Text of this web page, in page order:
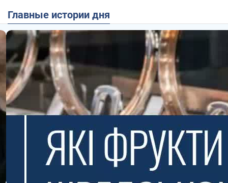
Главные истории дня